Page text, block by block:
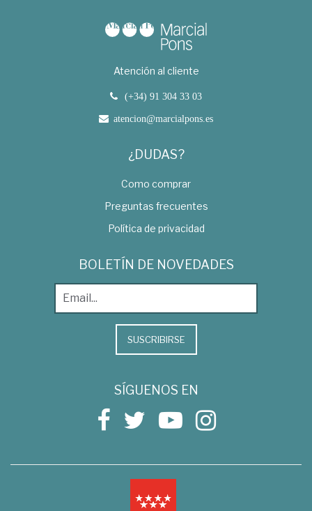
Atención al cliente
(+34) 91 304 33 03
atencion@marcialpons.es
¿DUDAS?
Como comprar
Preguntas frecuentes
Política de privacidad
BOLETÍN DE NOVEDADES
SUSCRIBIRSE
SÍGUENOS EN